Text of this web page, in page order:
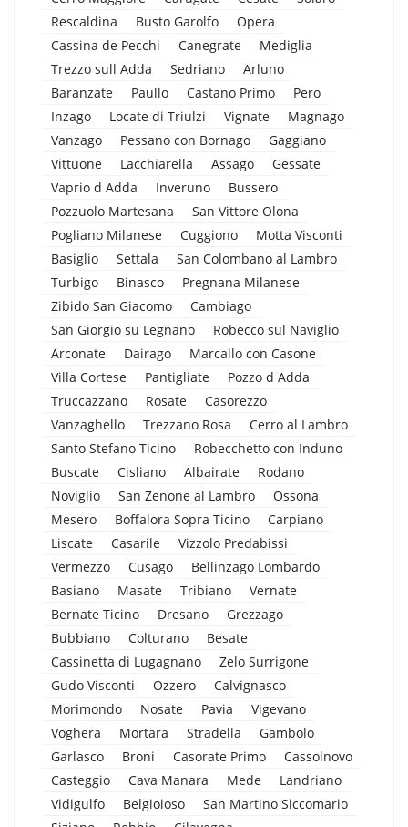
Rescaldina
Busto Garolfo
Opera
Cassina de Pecchi
Canegrate
Mediglia
Trezzo sull Adda
Sedriano
Arluno
Baranzate
Paullo Castano Primo
Pero
Inzago
Locate di Triulzi Vignate
Magnago
Vanzago
Pessano con Bornago
Gaggiano
Vittuone
Lacchiarella Assago
Gessate
Vaprio d Adda
Inveruno
Bussero
Pozzuolo Martesana
San Vittore Olona
Pogliano Milanese
Cuggiono
Motta Visconti
Basiglio
Settala
San Colombano al Lambro
Turbigo
Binasco
Pregnana Milanese
Zibido San Giacomo
Cambiago
San Giorgio su Legnano
Robecco sul Naviglio
Arconate
Dairago
Marcallo con Casone
Villa Cortese
Pantigliate
Pozzo d Adda
Truccazzano
Rosate
Casorezzo
Vanzaghello
Trezzano Rosa
Cerro al Lambro
Santo Stefano Ticino
Robecchetto con Induno
Buscate
Cisliano Albairate
Rodano
Noviglio
San Zenone al Lambro
Ossona
Mesero
Boffalora Sopra Ticino
Carpiano
Liscate
Casarile
Vizzolo Predabissi
Vermezzo
Cusago
Bellinzago Lombardo
Basiano
Masate Tribiano
Vernate
Bernate Ticino
Dresano
Grezzago
Bubbiano
Colturano
Besate
Cassinetta di Lugagnano
Zelo Surrigone
Gudo Visconti
Ozzero
Calvignasco
Morimondo
Nosate Pavia
Vigevano
Voghera
Mortara Stradella
Gambolo
Garlasco
Broni Casorate Primo
Cassolnovo
Casteggio
Cava Manara Mede
Landriano
Vidigulfo
Belgioioso
San Martino Siccomario